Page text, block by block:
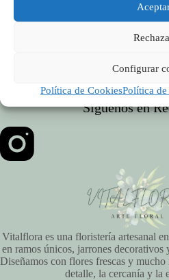
Configurar
Política de CookiesPolítica
Añadir al
carrito
Síguenos en
Vitalflora es una floristería artesanal
en ramos únicos, jarrones decorativos
Diseñamos con flores frescas y
detalle, la cercanía y la